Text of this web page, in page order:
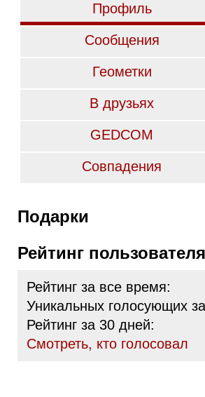
Профиль
Сообщения
Геометки
В друзьях
GEDCOM
Совпадения
Подарки
Рейтинг пользователя
Рейтинг за все время:
Уникальных голосующих
Рейтинг за 30 дней:
Cмотреть, кто голосовал